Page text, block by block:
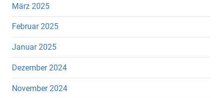
März 2025
Februar 2025
Januar 2025
Dezember 2024
November 2024